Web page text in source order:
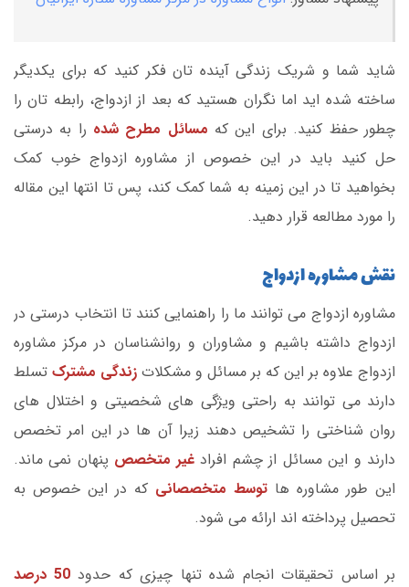
شاید شما و شریک زندگی آینده تان فکر کنید که برای یکدیگر
ساخته شده اید اما نگران هستید که بعد از ازدواج، رابطه تان را
چطور حفظ کنید. برای این که مسائل مطرح شده را به درستی
حل کنید باید در این خصوص از مشاوره ازدواج خوب کمک
بخواهید تا در این زمینه به شما کمک کند، پس تا انتها این مقاله
را مورد مطالعه قرار دهید.
نقش مشاوره ازدواج
مشاوره ازدواج می توانند ما را راهنمایی کنند تا انتخاب درستی در
ازدواج داشته باشیم و مشاوران و روانشناسان در مرکز مشاوره
ازدواج علاوه بر این که بر مسائل و مشکلات زندگی مشترک تسلط
دارند می توانند به راحتی ویژگی های شخصیتی و اختلال های
روان شناختی را تشخیص دهند زیرا آن ها در این امر تخصص
دارند و این مسائل از چشم افراد غیر متخصص پنهان نمی ماند.
این طور مشاوره ها توسط متخصصانی که در این خصوص به
تحصیل پرداخته اند ارائه می شود.
بر اساس تحقیقات انجام شده تنها چیزی که حدود
50 درصد